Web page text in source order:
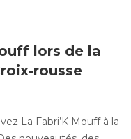
lors de la
rousse
La Fabri’K Mouff à la